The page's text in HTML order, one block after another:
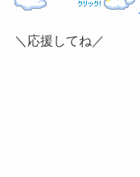
＼応援してね／